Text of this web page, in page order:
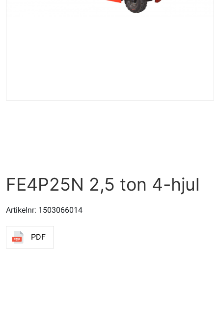
FE4P25N 2,5 ton 4-hjul
Artikelnr: 1503066014
PDF